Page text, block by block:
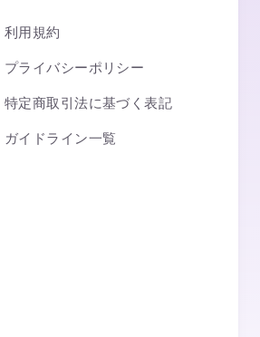
利用規約
プライバシーポリシー
特定商取引法に基づく表記
ガイドライン一覧